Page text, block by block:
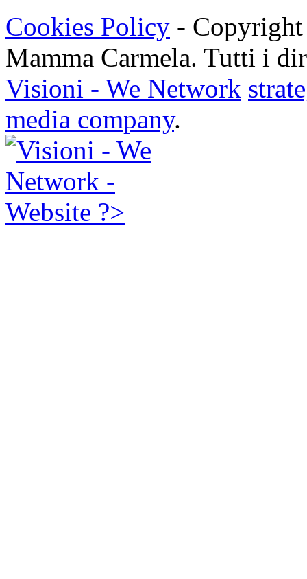
Cookies Policy - Copyright
Mamma Carmela. Tutti i
Visioni - We Network
media company.